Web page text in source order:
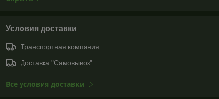
Условия доставки
Транспортная компания
Доставка "Самовывоз"
Все условия доставки